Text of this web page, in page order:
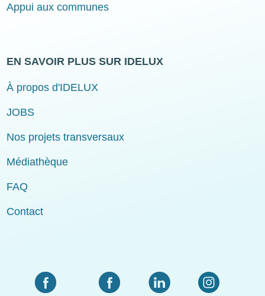
Appui aux communes
EN SAVOIR PLUS SUR IDELUX
À propos d'IDELUX
JOBS
Nos projets transversaux
Médiathèque
FAQ
Contact